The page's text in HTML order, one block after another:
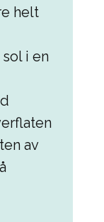
helt
i en
av